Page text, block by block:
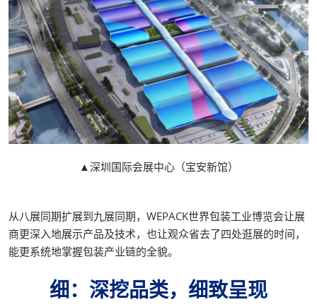
▲深圳国际会展中心（宝安新馆）
从八展同期扩展到九展同期，WEPACK世界包装工业博览会让展
商更深入地展示产品及技术，也让观众省去了四处逛展的时间，
能更系统地掌握包装产业链的全貌。
细：深挖品类，细致呈现